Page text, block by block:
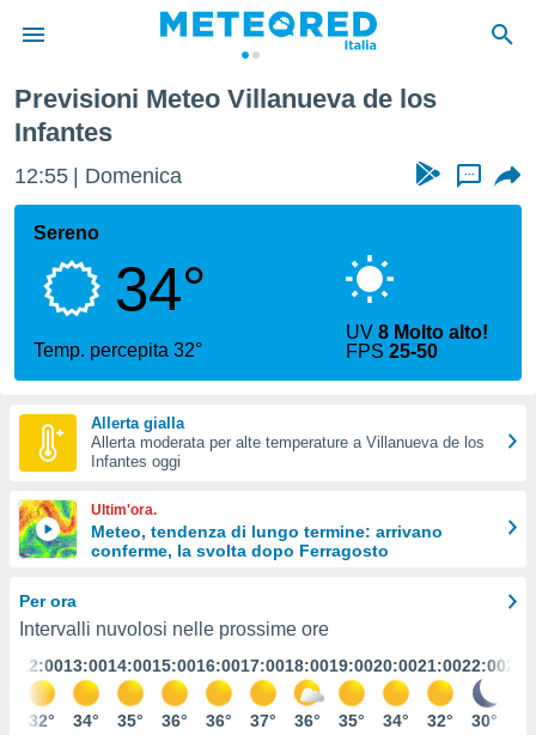
di
per
di
le
ACCETTA
Previsioni Meteo Villanueva de los
Infantes
12:55 Domenica ...
Sereno
34°
Temp. percepita 32°
UV8 Molto alto!
FPS25-50
Allerta gialla
Allerta moderata per alte temperature a Villanueva de los
Infantes oggi
Ultim'ora.
Meteo, tendenza di lungo termine: arrivano
conferme, la svolta dopo Ferragosto
Per ora
Intervalli nuvolosi nelle prossime ore
12:00
32°
13:00
34°
14:00
35°
15:00
36°
16:00
36°
17:00
37°
18:00
36°
19:00
35°
20:00
34°
21:00
32°
22:00
30°